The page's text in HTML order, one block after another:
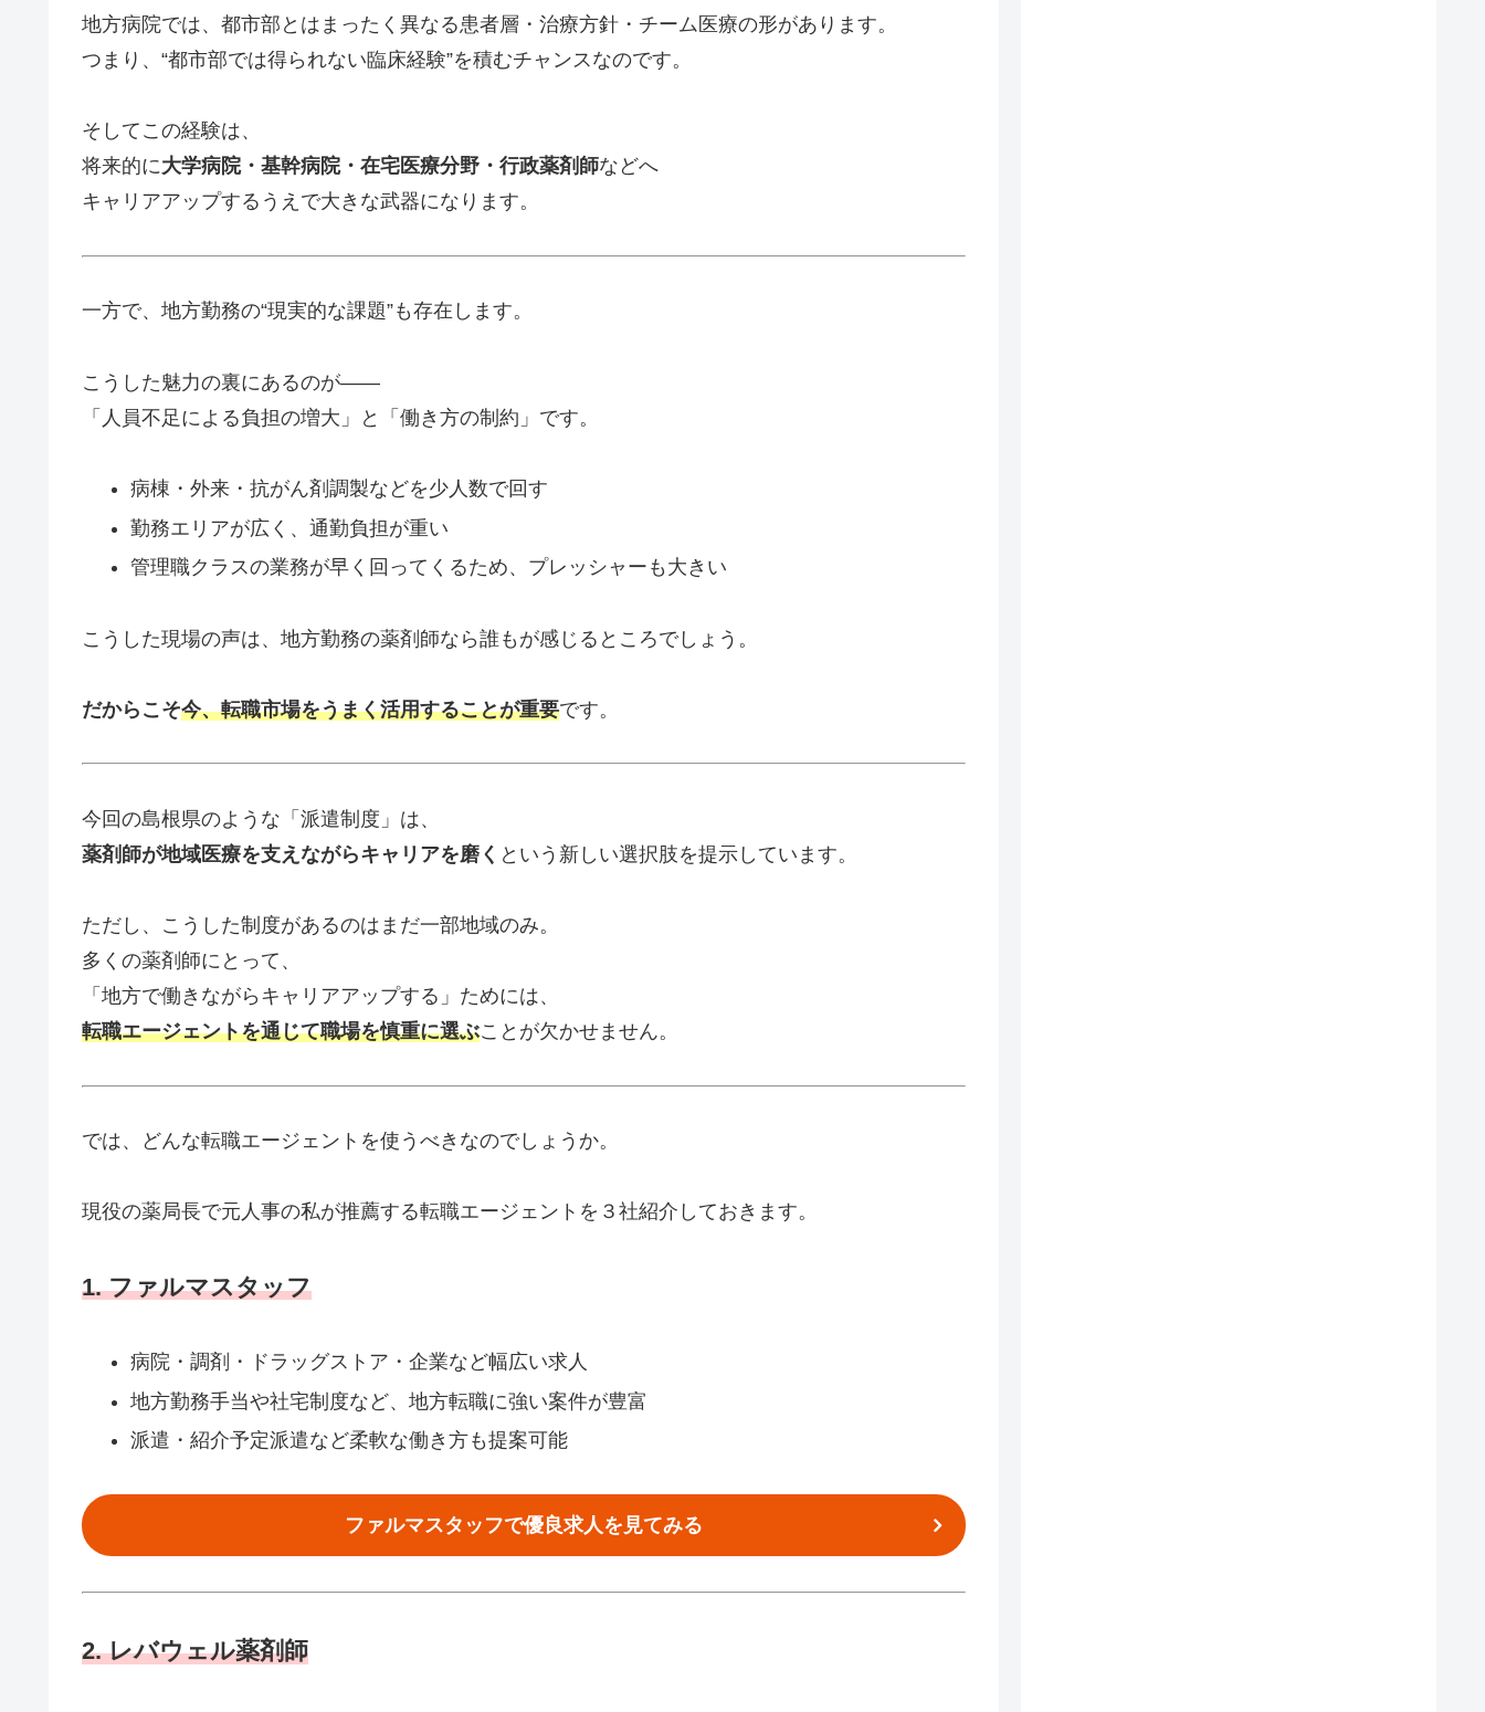
地方病院では、都市部とはまったく異なる患者層・治療方針・チーム医療の形があります。
つまり、“都市部では得られない臨床経験”を積むチャンスなのです。
そしてこの経験は、
将来的に大学病院・基幹病院・在宅医療分野・行政薬剤師などへ
キャリアアップするうえで大きな武器になります。
一方で、地方勤務の“現実的な課題”も存在します。
こうした魅力の裏にあるのが——
「人員不足による負担の増大」と「働き方の制約」です。
病棟・外来・抗がん剤調製などを少人数で回す
勤務エリアが広く、通勤負担が重い
管理職クラスの業務が早く回ってくるため、プレッシャーも大きい
こうした現場の声は、地方勤務の薬剤師なら誰もが感じるところでしょう。
だからこそ今、転職市場をうまく活用することが重要です。
今回の島根県のような「派遣制度」は、
薬剤師が地域医療を支えながらキャリアを磨く という新しい選択肢を提示しています。
ただし、こうした制度があるのはまだ一部地域のみ。
多くの薬剤師にとって、
「地方で働きながらキャリアアップする」ためには、
転職エージェントを通じて職場を慎重に選ぶことが欠かせません。
では、どんな転職エージェントを使うべきなのでしょうか。
現役の薬局長で元人事の私が推薦する転職エージェントを３社紹介しておきます。
1. ファルマスタッフ
病院・調剤・ドラッグストア・企業など幅広い求人
地方勤務手当や社宅制度など、地方転職に強い案件が豊富
派遣・紹介予定派遣など柔軟な働き方も提案可能
ファルマスタッフで優良求人を見てみる
2. レバウェル薬剤師